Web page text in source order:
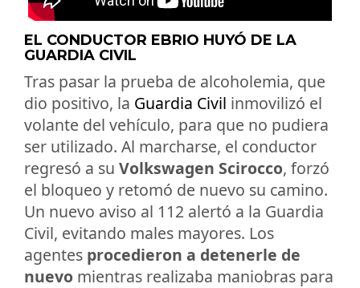
EL CONDUCTOR EBRIO HUYÓ DE LA
GUARDIA CIVIL
Tras pasar la prueba de alcoholemia, que
dio positivo, la Guardia Civil inmovilizó el
volante del vehículo, para que no pudiera
ser utilizado. Al marcharse, el conductor
regresó a su Volkswagen Scirocco, forzó
el bloqueo y retomó de nuevo su camino.
Un nuevo aviso al 112 alertó a la Guardia
Civil, evitando males mayores. Los
agentes procedieron a detenerle de
nuevo mientras realizaba maniobras para